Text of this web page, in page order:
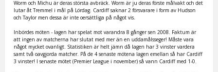
Worm och Michu är deras största avbräck. Worm är ju deras förste målvakt och det
lutar åt Tremmel i mål på Lördag. Cardiff saknar 2 försvarare i form av Hudson
och Taylor men dessa är inte oersättliga på något vis.
Inbördes möten - lagen har spelat mot varandra 8 gånger sen 2008. Faktum är
att ingen av matcherna har slutat med mer än en uddamålsseger! Måste vara
något mycket ovanligt. Statistiken är helt jämn då lagen har 3 vinster vardera
samt två oavgjorda matcher. På de 4 senaste mötena lagen emellan så har Cardiff
3 vinster! I senaste mötet (Premier League i november) så vann Cardiff med 1-0.